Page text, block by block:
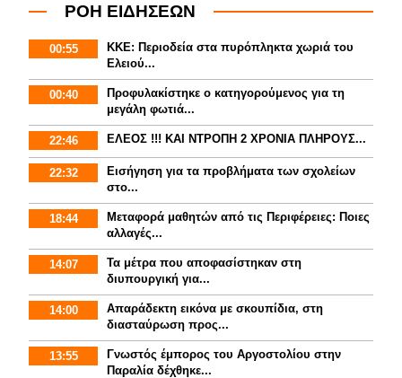
ΡΟΗ ΕΙΔΗΣΕΩΝ
00:55
ΚΚΕ: Περιοδεία στα πυρόπληκτα χωριά του
Ελειού...
00:40
Προφυλακίστηκε ο κατηγορούμενος για τη
μεγάλη φωτιά...
22:46 ΕΛΕΟΣ !!! ΚΑΙ ΝΤΡΟΠΗ 2 ΧΡΟΝΙΑ ΠΛΗΡΟΥΣ...
22:32
Εισήγηση για τα προβλήματα των σχολείων
στο...
18:44
Mεταφορά μαθητών από τις Περιφέρειες: Ποιες
αλλαγές...
14:07
Τα μέτρα που αποφασίστηκαν στη
διυπουργική για...
14:00
Απαράδεκτη εικόνα με σκουπίδια, στη
διασταύρωση προς...
13:55
Γνωστός έμπορος του Αργοστολίου στην
Παραλία δέχθηκε...